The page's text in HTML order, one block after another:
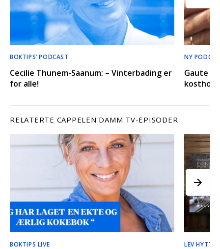
BOKTIPS’ PODCAST
Cecilie Thunem-Saanum: – Vinterbading er
for alle!
NY
Gaute
RELATERTE CAPPELEN DAMM TV-EPISODER
BOKTIPS LIVE LEV